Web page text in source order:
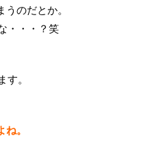
のだとか。
・・・？笑
す。
。